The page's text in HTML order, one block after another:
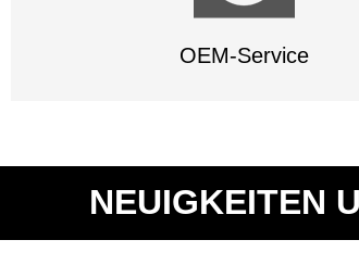
OEM-Service
NEUIGKEITEN